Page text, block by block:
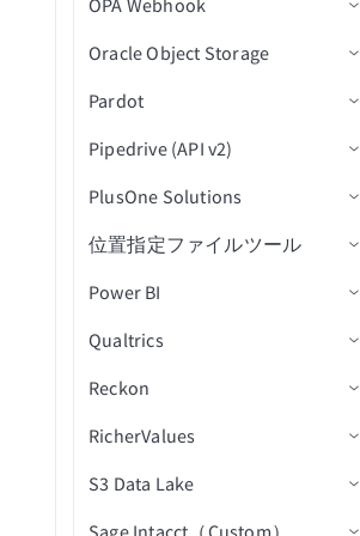
アプリケーションを移動(v3)
アプリケーションを却下
アプリケーションを却下
（v3）
添付ファイルをアップロー
関連付けを一覧表示
（batch）
チ）
関連付けを削除（batch）
オブジェクトデータをエク
（file）
リスト内の連絡先を取得
（batch）
リストに連絡先を追加（バ
商談を更新
連絡先を検索
ユーザーを検索
パイプラインを検索
IDでユーザーを取得
ユーザーが更新済み
ユーザー別に会話を検索
ユーザー別にメモを検索
ユーザー別にセグメントを
検索
ユーザー別にタグを検索
ユーザーを検索
ユーザーを更新
更新アクション
削除アクション
カスタムSQLを実行
クエリ結果をエクスポート
新規/更新済み課題をエクス
ポート
アルタイム）
新規/更新済み課題（リアル
（リアルタイム）
課題が更新済み
コメントを作成
課題を作成
ユーザーを作成
添付ファイルをダウンロー
ド
課題の変更ログを取得
課題を取得
課題コメントを取得
検索（バッチ）
顧客リクエストを作成
コメントを作成
コメントを一覧表示
IDでコメントを取得
キューを取得
キュー内の課題を取得
トリガー
キュー内の新規メッセージ
（リアルタイム）
トピック内の新規メッセー
アクション
メッセージをキューに公開
メッセージをトピックに公
開
キュー内のメッセージを受
JSON変換
コネクション設定
トリガー
新規オブジェクト
アクション
関連付けを作成
関連付けを削除
オブジェクトの作成
オブジェクトの削除
オブジェクトを一覧表示
ID別にオブジェクトを一覧
JWT by Workato
コネクション設定
アクション
JWTを生成
JWTをデコード
LaunchDarkly
コネクション設定
LinkedIn
コネクション設定
トリガー
新規リード獲得フォーム送
アクション
IDでリード獲得フォーム応
検索
キャンペーンアクション
MailChimp
コネクション設定
トリガー
キャンペーンが作成されま
した
キャンペーンが送信されま
アクション
サブスクライバータグを追
ビティを取得
Mapper by Workato
コネクション設定
アクション
Marketo
コネクション設定
セルフサービスフローステッ
（bulk）
Microsoft Dynamics 365
コネクション設定
トリガー
削除済みオブジェクト
新規または新規/更新済みレ
アクション
ケースをクローズ
メッセージテンプレート by
クエリを使用してレコード
を検索
レコードの更新
新規/更新済みユーザー
除
サインインセッションを取
り消し
グループメンバーを検索
推移的グループメンバーを
リ
オンデマンド項目ジョブを
実行
オンデマンドテーブルメン
シート内の新規行
レコードの削除
ファイルをダウンロード
レコードを取得
レコードを一覧表示
メールメッセージを移動
レコードの検索
メールメッセージを送信
レコードの更新
ファイルのアップロード
ファイルのアップロード
新規アクティビティログ
新規項目
新規項目（リアルタイム）
グループに移動された新規
項目（リアルタイム）
任意の列値が更新済み
任意の列値が更新済み（リ
特定の列値が更新済み
特定の列値が更新済み（リ
アクション
レコードをアーカイブ
列値をクリア
レコードの作成
レコードの削除
レコードを取得
レコードを移動
レコードを検索
レコードの更新
ファイルのアップロード
アクション
アカウント取引照会
入金照会
転送リクエスト
コネクション設定
アクション
レコードの作成
レコードの削除
IDによるレコード詳細の取
コネクション設定
トリガー
新規/更新済みデータベース
アクション
レコードの作成
IDによるレコード詳細の取
OPA Webhook
トリガー
新規Webhookイベント
Oracle Object Storage
前提条件
コネクション設定
アクション
レコードの作成
レコードの削除
オブジェクトをダウンロー
ダウンロード
レコードを取得
Pardot
前提条件
コネクション設定
トリガー
新規オブジェクト
新規/更新済みオブジェクト
アクション
オブジェクトの作成
オブジェクトの削除
オブジェクト詳細を取得
オブジェクトの検索
オブジェクトの更新
Pipedrive (API v2)
コネクション設定
トリガー
新規/更新済みレコード
新規レコード
レコードが更新済み
アクション
レコードの作成
レコードの削除
IDによるレコード詳細の取
PlusOne Solutions
コネクション設定
アクション
レコードの作成
IDによるレコード詳細の取
位置指定ファイルツール
コネクション設定
アクション
フラットファイルを構築
フラットファイルをJSONに
Power BI
前提条件
コネクション設定
アクション
テーブルに行を追加
レコードの作成
Qualtrics
コネクション設定
トリガー
新規アンケート回答
アクション
メーリングリストを作成
Reckon
コネクション設定
新規/更新済みレコードトリガ
RicherValues
コネクション設定
アクション
S3 Data Lake
コネクション設定
Sage Intacct（Custom）